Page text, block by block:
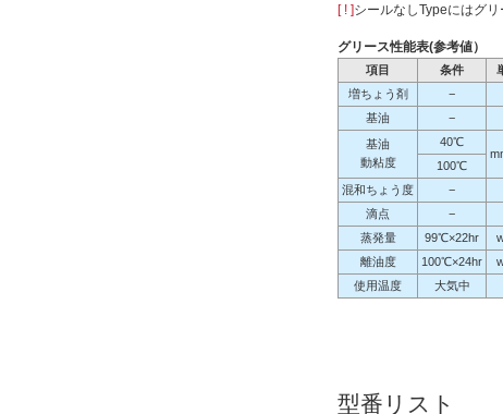
[ ! ]シールなしTypeにはグリ
グリース性能表(参考値）
項目 条件
増ちょう剤
−
基油
−
基油
動粘度
40℃
100℃
混和ちょう度
−
滴点
−
蒸発量
99℃×22hr
離油度
100℃×24hr
使用温度
大気中
型番リスト